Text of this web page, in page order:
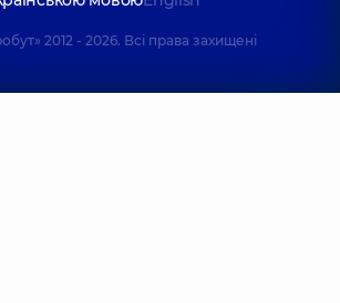
2012 - 2026. Всі права захищені